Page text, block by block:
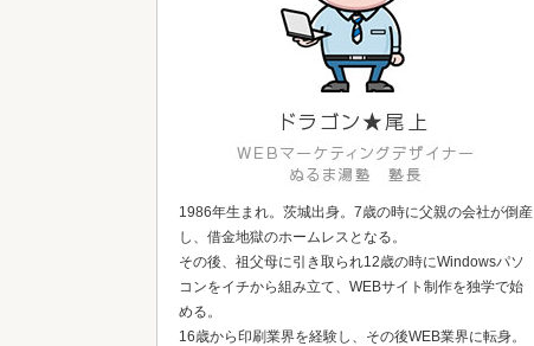
1986年生まれ。茨城出身。7歳の時に父親の会社が倒産
し、借金地獄のホームレスとなる。
その後、祖父母に引き取られ12歳の時にWindowsパソ
コンをイチから組み立て、WEBサイト制作を独学で始
める。
16歳から印刷業界を経験し、その後WEB業界に転身。